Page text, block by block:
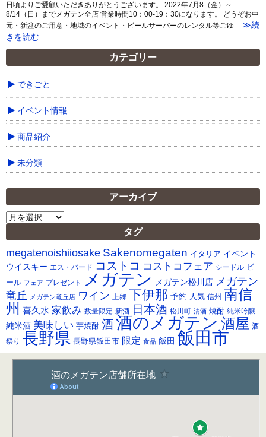
日頃よりご愛顧いただきありがとうございます。 2022年7月8（金）～
8/14（日）までメガテン全店 営業時間10：00-19：30になります。 どうぞお中
元・新盆のご用意・地域のイベント・ビールサーバーのレンタル等ごゆ
≫続
きを読む
カテゴリー
できごと
イベント情報
商品紹介
未分類
アーカイブ
ア
カ
イ
ブ
タグ
megatenoishiiosake Sakenomegaten イタリア イベント
ウイスキー エス・バード コストコ コストコフェア シードル ビ
ール フェア プレゼント メガテン メガテン松川店 メガテン
竜丘
メガテン竜丘店 ワイン 上郷 下伊那 予約 人気 信州 南信
州 喜久水 家飲み 数量限定 新酒 日本酒 松川町 清酒 焼酎 純米吟醸
純米酒 美味しい 芋焼酎 酒酒のメガテン 酒屋 酒
祭り 長野県 長野県飯田市 限定 食品 飯田 飯田市